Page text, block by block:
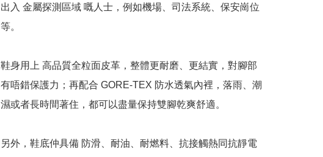
出入 金屬探測區域 嘅人士，例如機場、司法系統、保安崗位
等。
鞋身用上 高品質全粒面皮革，整體更耐磨、更結實，對腳部
有唔錯保護力；再配合 GORE-TEX 防水透氣內裡，落雨、潮
濕或者長時間著住，都可以盡量保持雙腳乾爽舒適。
另外，鞋底仲具備 防滑、耐油、耐燃料、抗接觸熱同抗靜電